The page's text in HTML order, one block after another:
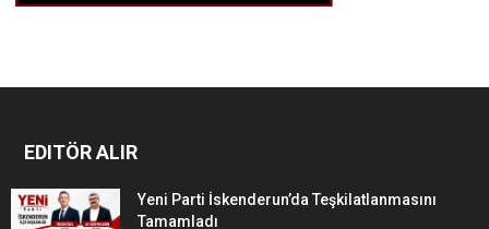
EDITÖR ALIR
Yeni Parti İskenderun’da Teşkilatlanmasını
Tamamladı